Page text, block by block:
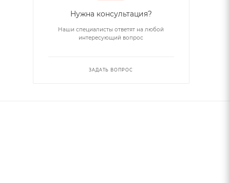
Нужна консультация?
Наши специалисты ответят на любой
интересующий вопрос
ЗАДАТЬ ВОПРОС